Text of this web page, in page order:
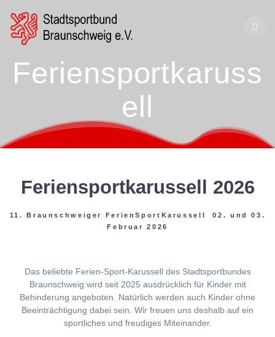
Feriensportkaruss
ell
Feriensportkarussell 2026
11. Braunschweiger FerienSportKarussell 02. und 03.
Februar 2026
Das beliebte Ferien-Sport-Karussell des Stadtsportbundes
Braunschweig wird seit 2025 ausdrücklich für Kinder mit
Behinderung angeboten. Natürlich werden auch Kinder ohne
Beeinträchtigung dabei sein. Wir freuen uns deshalb auf ein
sportliches und freudiges Miteinander.